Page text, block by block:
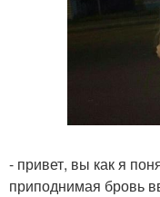
- привет, вы как я
приподнимая бровь